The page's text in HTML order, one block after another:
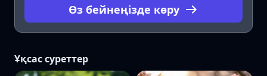
Өз бейнеңізде көру
Ұқсас суреттер